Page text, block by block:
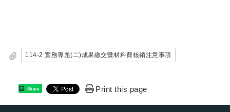
114-2 實務專題(二)成果繳交暨材料費核銷注意事項
Share Print this page